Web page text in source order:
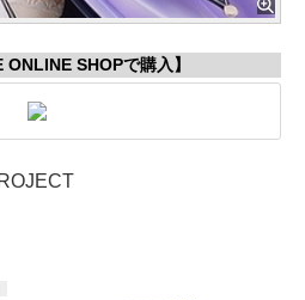
ONLINE SHOPで購入】